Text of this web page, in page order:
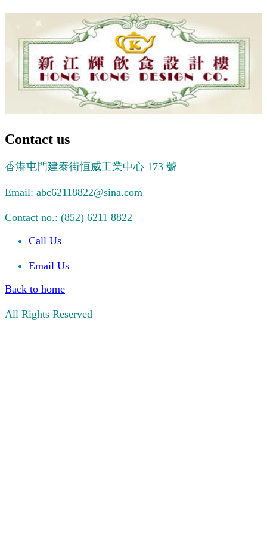
Contact us
香港屯門建泰街恒威工業中心 173 號
Email: abc62118822@sina.com
Contact no.: (852) 6211 8822
Call Us
Email Us
Back to home
All Rights Reserved